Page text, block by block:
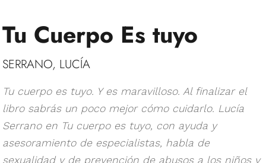
Tu Cuerpo Es tuyo
SERRANO, LUCÍA
Tu cuerpo es tuyo. Y es maravilloso. Al finalizar el
libro sabrás un poco mejor cómo cuidarlo. Lucía
Serrano en Tu cuerpo es tuyo, con ayuda y
asesoramiento de especialistas, habla de
sexualidad y de prevención de abusos a los niños y